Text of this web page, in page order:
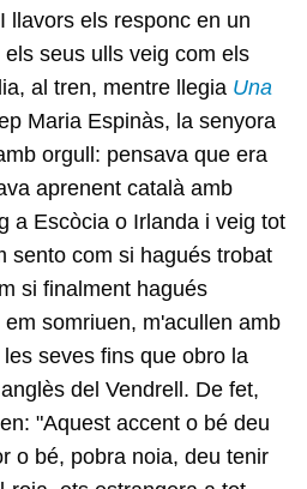
llavors els responc en un
seus ulls veig com els
al tren, mentre llegia Una
Maria Espinàs, la senyora
orgull: pensava que era
aprenent català amb
a Escòcia o Irlanda i veig tot
sento com si hagués trobat
si finalment hagués
somriuen, m'acullen amb
seves fins que obro la
del Vendrell. De fet,
"Aquest accent o bé deu
o bé, pobra noia, deu tenir